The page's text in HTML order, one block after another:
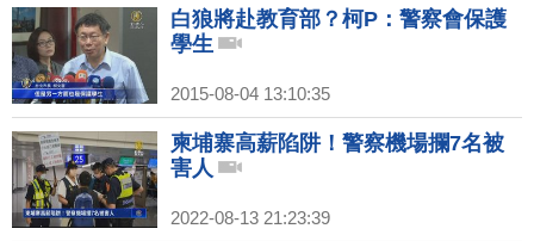
白狼將赴教育部？柯P：警察會保護
學生
2015-08-04 13:10:35
柬埔寨高薪陷阱！警察機場攔7名被
害人
2022-08-13 21:23:39